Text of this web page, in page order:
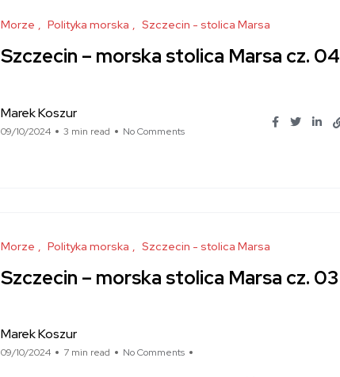
Morze Polityka morska Szczecin - stolica Marsa
Szczecin – morska stolica Marsa cz. 04
Marek Koszur
09/10/2024 3 min read No Comments
Morze Polityka morska Szczecin - stolica Marsa
Szczecin – morska stolica Marsa cz. 03
Marek Koszur
09/10/2024 7 min read No Comments